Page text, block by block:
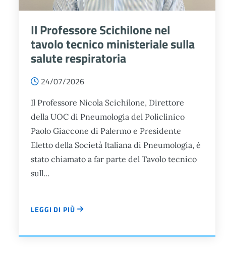
Il Professore Scichilone nel
tavolo tecnico ministeriale sulla
salute respiratoria
24/07/2026
Il Professore Nicola Scichilone, Direttore
della UOC di Pneumologia del Policlinico
Paolo Giaccone di Palermo e Presidente
Eletto della Società Italiana di Pneumologia, è
stato chiamato a far parte del Tavolo tecnico
sull...
LEGGI DI PIÙ
UN GRUPPO DI RICERCA ITALO-INGLESE HA